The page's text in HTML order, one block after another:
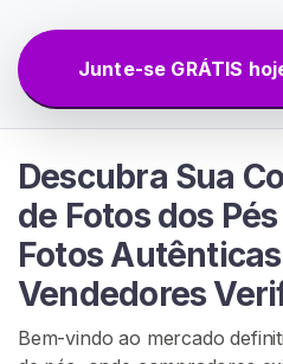
Junte-se GRÁTIS
Descubra Sua
de Fotos dos
Fotos
Vendedores
Bem-vindo ao mercado
n
í
c
i
o
r